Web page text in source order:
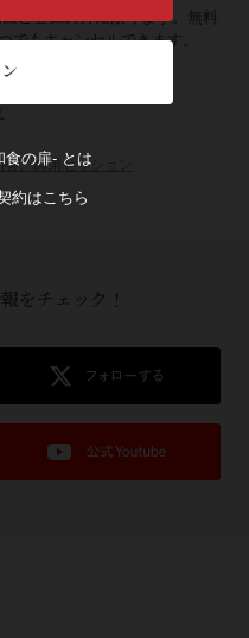
ご登録の方に限ります。無料
でもキャンセルできます。
、師弟セッション
をチェック！
食の扉- とは
約はこちら